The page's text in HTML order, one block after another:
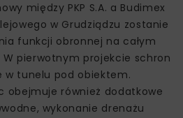
między PKP S.A. a Budimex
w Grudziądzu zostanie
funkcji obronnej na całym
pierwotnym projekcie schron
w tunelu pod obiektem.
obejmuje również dodatkowe
wykonanie drenażu